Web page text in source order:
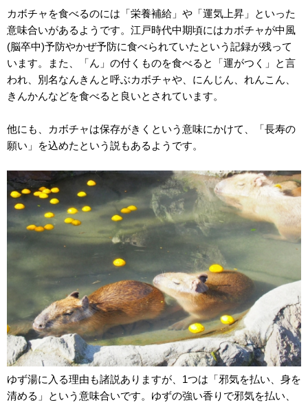
カボチャを食べるのには「栄養補給」や「運気上昇」といった
意味合いがあるようです。江戸時代中期頃にはカボチャが中風
(脳卒中)予防やかぜ予防に食べられていたという記録が残って
います。また、「ん」の付くものを食べると「運がつく」と言
われ、別名なんきんと呼ぶカボチャや、にんじん、れんこん、
きんかんなどを食べると良いとされています。
他にも、カボチャは保存がきくという意味にかけて、「長寿の
願い」を込めたという説もあるようです。
ゆず湯に入る理由も諸説ありますが、1つは「邪気を払い、身を
清める」という意味合いです。ゆずの強い香りで邪気を払い、